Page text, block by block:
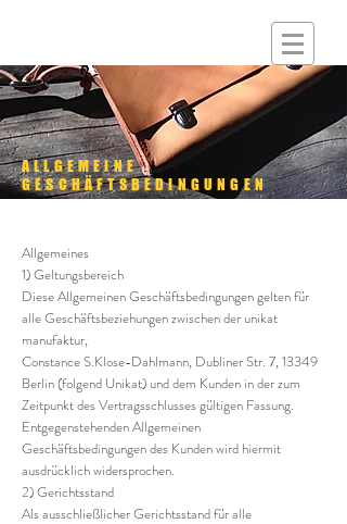
ALLGEMEINE
GESCHÄFTSBEDINGUNGEN
Allgemeines
1) Geltungsbereich
Diese Allgemeinen Geschäftsbedingungen gelten für
alle Geschäftsbeziehungen zwischen der unikat
manufaktur,
Constance S.Klose-Dahlmann, Dubliner Str. 7, 13349
Berlin (folgend Unikat) und dem Kunden in der zum
Zeitpunkt des Vertragsschlusses gültigen Fassung.
Entgegenstehenden Allgemeinen
Geschäftsbedingungen des Kunden wird hiermit
ausdrücklich widersprochen.
2) Gerichtsstand
Als ausschließlicher Gerichtsstand für alle